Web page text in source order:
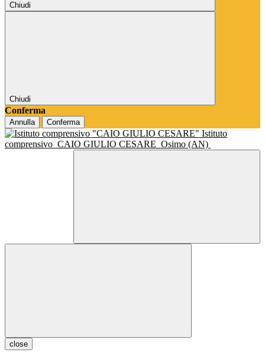
Chiudi
Chiudi
Conferma
Annulla Conferma
Istituto
comprensivo CAIO GIULIO CESARE Osimo (AN)
close